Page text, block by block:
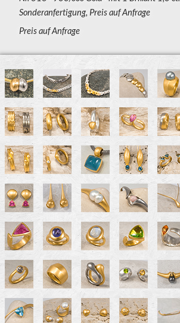
Sonderanfertigung, Preis auf Anfrage
Preis auf Anfrage